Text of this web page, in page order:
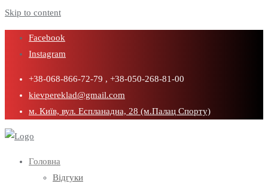
Skip to content
Facebook
Instagram
+38-068-866-72-79 , +38-050-268-81-00
kievpereklad@gmail.com
м. Київ, вул. Еспланадна, 28 (м.Палац Спорту)
Головна
Відгуки